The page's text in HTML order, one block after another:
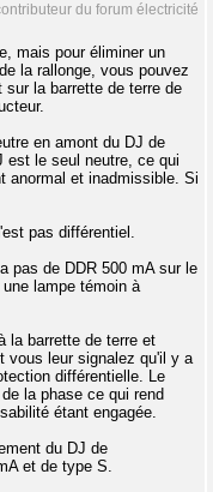
du forum électricité
mais pour éliminer un
la rallonge, vous pouvez
la barrette de terre de
en amont du DJ de
est le seul neutre, ce qui
anormal et inadmissible. Si
pas différentiel.
pas de DDR 500 mA sur le
lampe témoin à
la barrette de terre et
vous leur signalez qu'il y a
différentielle. Le
la phase ce qui rend
étant engagée.
du DJ de
et de type S.